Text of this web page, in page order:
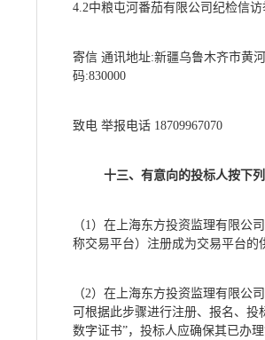
4.2中粮屯河番茄有限公司纪检信
寄信 通讯地址:新疆乌鲁木齐市黄
码:830000
致电 举报电话 18709967070
十三、 有意向的投标人按下
（1）在上海东方投资监理有限公
称交易平台）注册成为交易平台
（2）在上海东方投资监理有限公
可根据此步骤进行注册、报名、
数字证书”，投标人应确保其已办